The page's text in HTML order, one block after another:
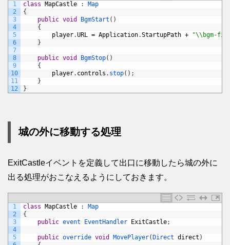
1
2
3
4
5
6
7
8
9
10
11
12
class MapCastle :
Map
{
public void BgmStart ( )
{
player.URL = Application.StartupPath +
"\\bgm-
}
public void BgmStop( )
{
player. controls . stop( ) ;
}
}
城の外に移動する処理
ExitCastleイベントを定義して出口に移動したら城の外に
出る処理がおこなえるようにしておきます。
1
2
3
4
5
class MapCastle :
Map
{
public event EventHandler ExitCastle;
public override void MovePlayer( Direct direct )